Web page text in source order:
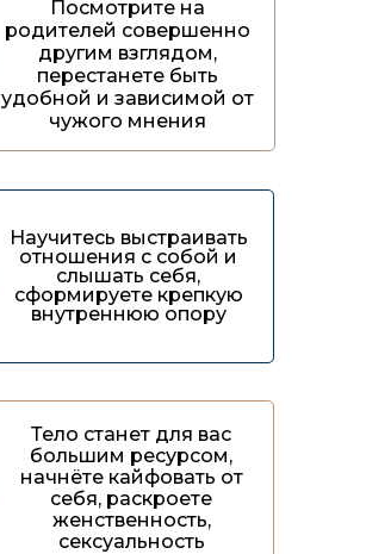
Тело станет для вас
большим ресурсом,
начнёте кайфовать от
себя, раскроете
женственность,
сексуальность
Научитесь выстраивать
отношения с собой и
слышать себя,
сформируете крепкую
внутреннюю опору
Посмотрите на
родителей совершенно
другим взглядом,
перестанете быть
удобной и зависимой от
чужого мнения